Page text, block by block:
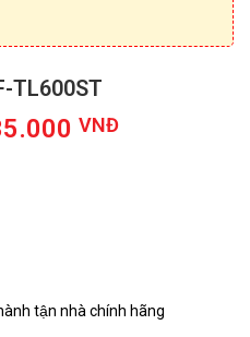
TL600ST
VNĐ.
VNĐGiá
tận nhà chính hãng